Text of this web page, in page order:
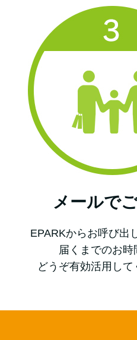
メールで
EPARKからお呼び出
届くまでのお時
どうぞ有効活用して